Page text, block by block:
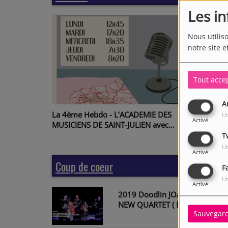
Les
Nous
notre site
Tout
Activé
Activé
Activé
La 4ème Hebdo - L’ACADEMIE DES
MUSICIENS DE SAINT-JULIEN avec
La
Coup de coeur
2019 Doodlin JOAN
NEW QUARTET ( ÈLIA BASTIDA,
ALBA ARMENGOU, CARLA
& SCOTT HAMILTON